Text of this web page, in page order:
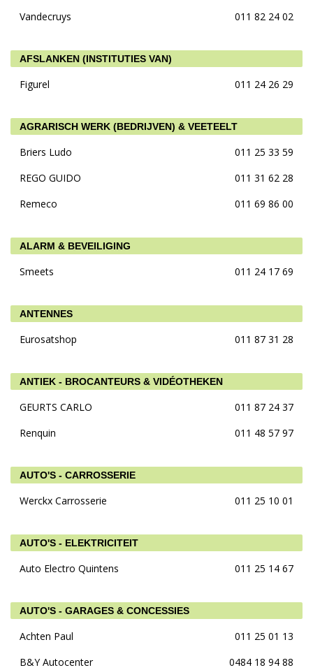
Vandecruys
011 82 24 02
AFSLANKEN (INSTITUTIES VAN)
Figurel 011 24 26 29
AGRARISCH WERK (BEDRIJVEN) & VEETEELT
Briers Ludo
011 25 33 59
REGO GUIDO
011 31 62 28
Remeco
011 69 86 00
ALARM & BEVEILIGING
Smeets 011 24 17 69
ANTENNES
Eurosatshop 011 87 31 28
ANTIEK - BROCANTEURS & VIDÉOTHEKEN
GEURTS CARLO
011 87 24 37
Renquin
011 48 57 97
AUTO'S - CARROSSERIE
Werckx Carrosserie 011 25 10 01
AUTO'S - ELEKTRICITEIT
Auto Electro Quintens 011 25 14 67
AUTO'S - GARAGES & CONCESSIES
Achten Paul
011 25 01 13
B&Y Autocenter
0484 18 94 88